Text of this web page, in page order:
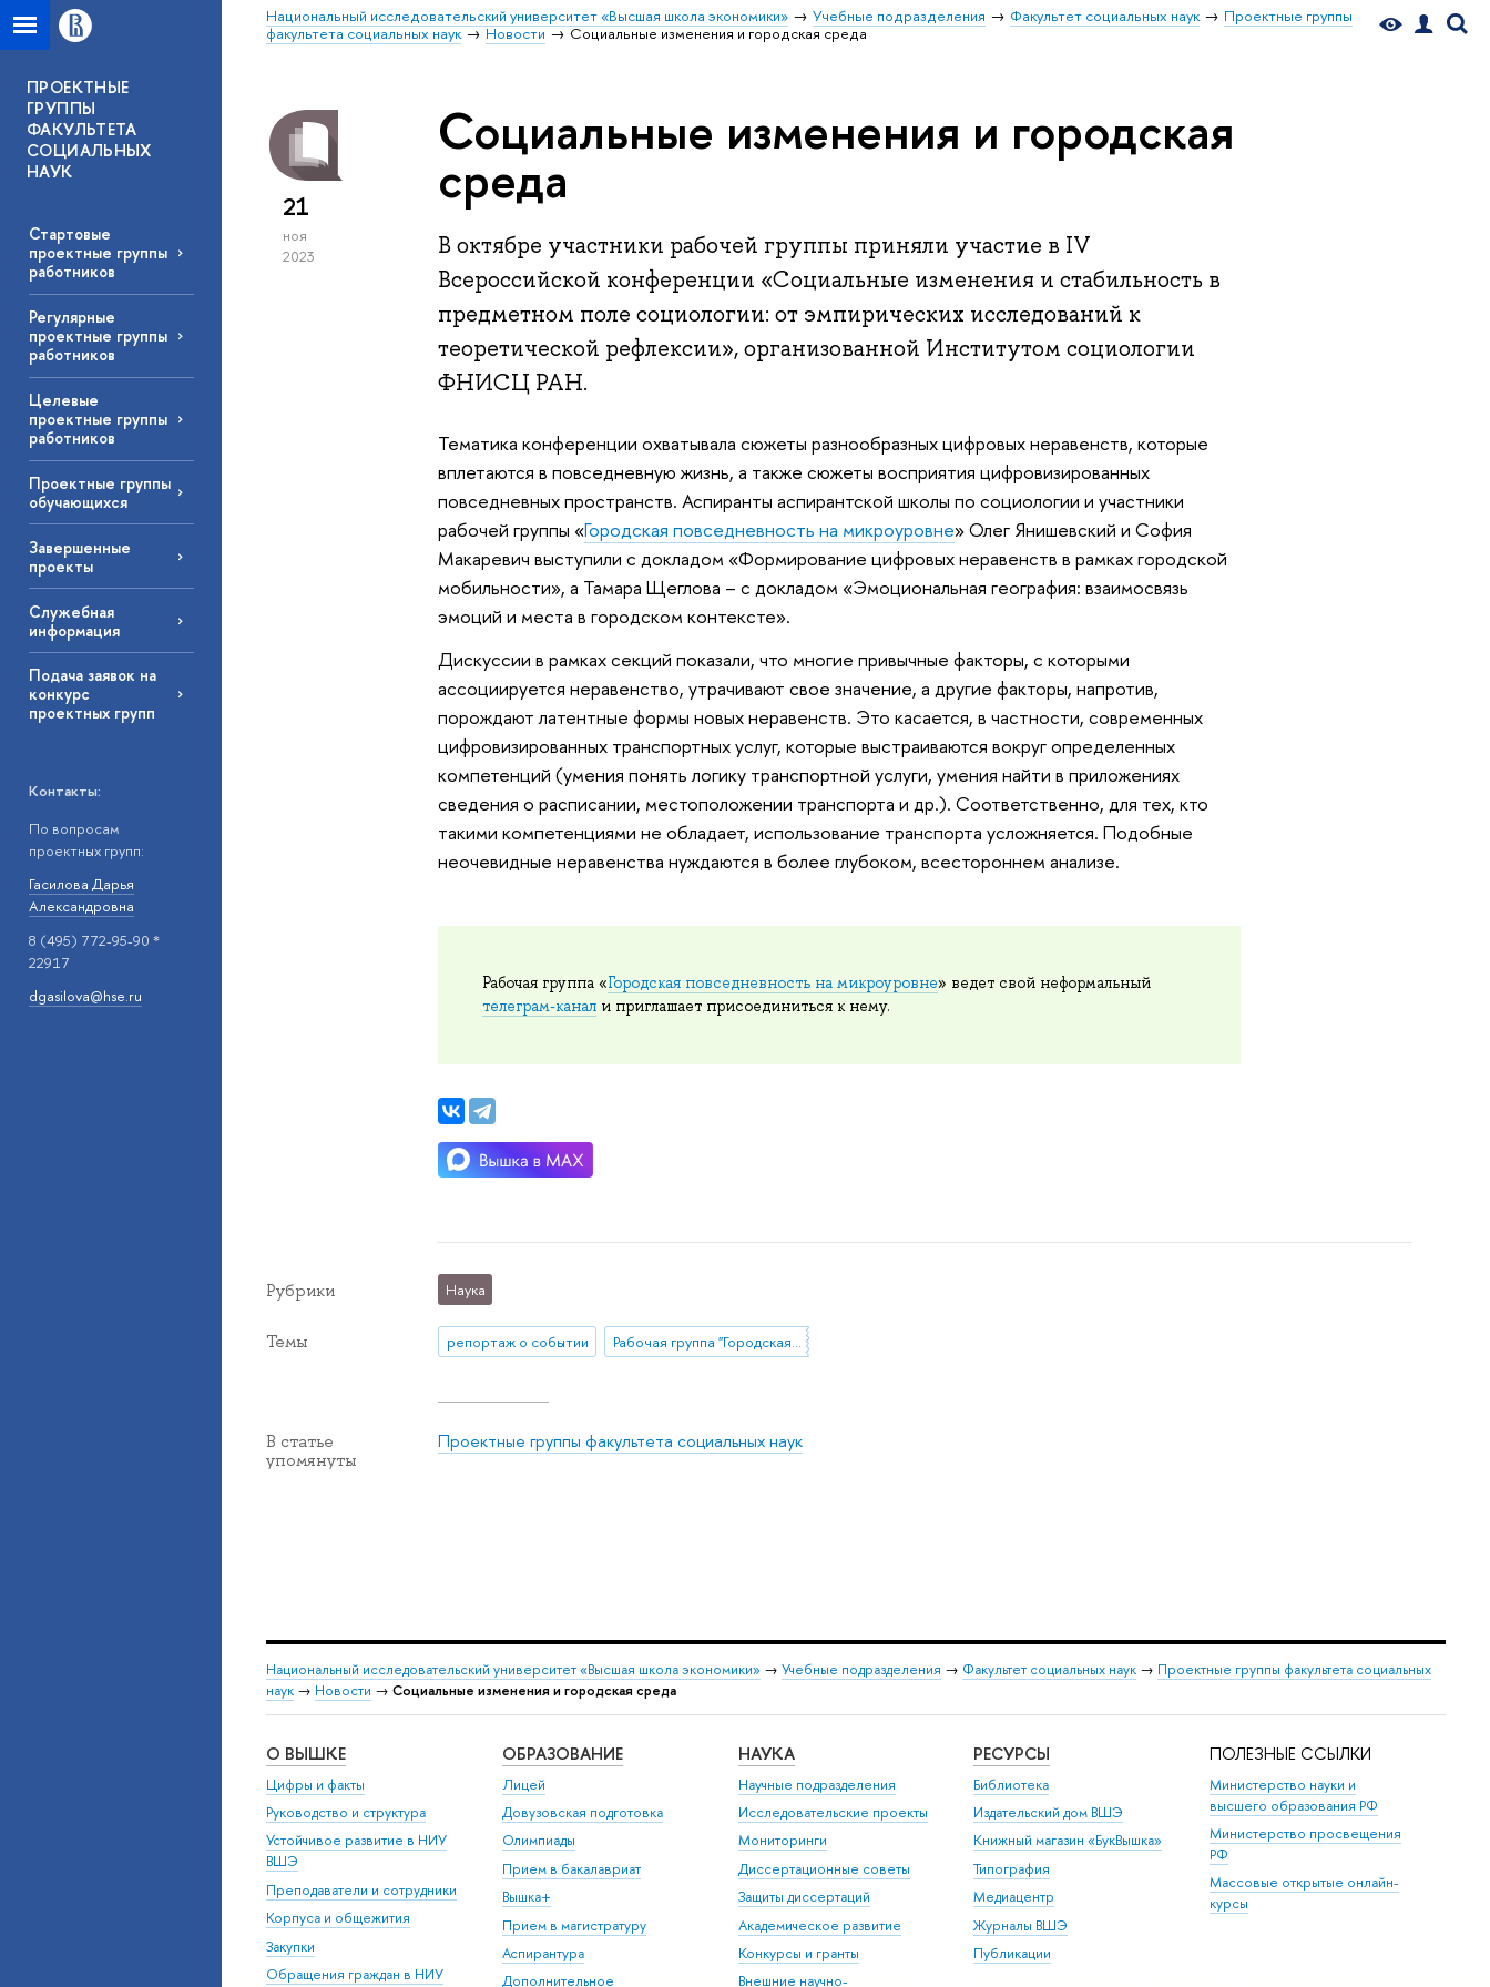
Национальный исследовательский университет «Высшая школа экономики» Учебные подразделения Факультет социальных наук
Проектные группы
факультета социальных наук
Новости Социальные изменения и городская среда
ПРОЕКТНЫЕ
ГРУППЫ
ФАКУЛЬТЕТА
СОЦИАЛЬНЫХ
НАУК
Стартовые
проектные группы
работников
Регулярные
проектные группы
работников
Целевые
проектные группы
работников
Проектные группы
обучающихся
Завершенные
проекты
Служебная
информация
Подача заявок на
конкурс
проектных групп
Контакты:
По вопросам
проектных групп:
Гасилова Дарья
Александровна
8 (495) 772-95-90 *
22917
dgasilova@hse.ru
21
ноя
2023
Социальные изменения и городская
среда
В октябре участники рабочей группы приняли участие в IV
Всероссийской конференции «Социальные изменения и стабильность в
предметном поле социологии: от эмпирических исследований к
теоретической рефлексии», организованной Институтом социологии
ФНИСЦ РАН.
Тематика конференции охватывала сюжеты разнообразных цифровых неравенств, которые
вплетаются в повседневную жизнь, а также сюжеты восприятия цифровизированных
повседневных пространств. Аспиранты аспирантской школы по социологии и участники
рабочей группы «Городская повседневность на микроуровне» Олег Янишевский и София
Макаревич выступили с докладом «Формирование цифровых неравенств в рамках городской
мобильности», а Тамара Щеглова – с докладом «Эмоциональная география: взаимосвязь
эмоций и места в городском контексте».
Дискуссии в рамках секций показали, что многие привычные факторы, с которыми
ассоциируется неравенство, утрачивают свое значение, а другие факторы, напротив,
порождают латентные формы новых неравенств. Это касается, в частности, современных
цифровизированных транспортных услуг, которые выстраиваются вокруг определенных
компетенций (умения понять логику транспортной услуги, умения найти в приложениях
сведения о расписании, местоположении транспорта и др.). Соответственно, для тех, кто
такими компетенциями не обладает, использование транспорта усложняется. Подобные
неочевидные неравенства нуждаются в более глубоком, всестороннем анализе.
Рабочая группа «Городская повседневность на микроуровне» ведет свой неформальный
телеграм-канал и приглашает присоединиться к нему.
Рубрики Наука
Темы репортаж о событии Рабочая группа "Городская повседневность на микроуровне: пространственные практики, эмоции, темпоральность"
В статье
упомянуты
Проектные группы факультета социальных наук
Национальный исследовательский университет «Высшая школа экономики» → Учебные подразделения → Факультет социальных наук → Проектные группы факультета социальных
наук → Новости → Социальные изменения и городская среда
О ВЫШКЕ
Цифры и факты
Руководство и структура
Устойчивое развитие в НИУ
ВШЭ
Преподаватели и сотрудники
Корпуса и общежития
Закупки
Обращения граждан в НИУ
ОБРАЗОВАНИЕ
Лицей
Довузовская подготовка
Олимпиады
Прием в бакалавриат
Вышка+
Прием в магистратуру
Аспирантура
Дополнительное
НАУКА
Научные подразделения
Исследовательские проекты
Мониторинги
Диссертационные советы
Защиты диссертаций
Академическое развитие
Конкурсы и гранты
Внешние научно-
РЕСУРСЫ
Библиотека
Издательский дом ВШЭ
Книжный магазин «БукВышка»
Типография
Медиацентр
Журналы ВШЭ
Публикации
ПОЛЕЗНЫЕ ССЫЛКИ
Министерство науки и
высшего образования РФ
Министерство просвещения
РФ
Массовые открытые онлайн-
курсы